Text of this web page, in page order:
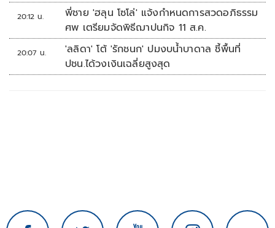
20:12 น.
พี่ชาย 'ฮลุน โซโล่' แจ้งกำหนดการสวดอภิธรรม
ศพ เตรียมจัดพิธีฌาปนกิจ 11 ส.ค.
20:07 น.
'ลลิดา' โต้ 'รักชนก' ปมงบน้ำบาดาล ชี้พื้นที่
ปชน.ได้วงเงินเฉลี่ยสูงสุด